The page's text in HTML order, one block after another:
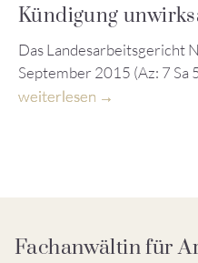
Kündigung
Das Landesarbeitsgericht
September 2015 (Az: 7
weiterlesen
Fachanwältin für